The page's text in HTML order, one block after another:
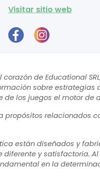
Visitar sitio web
corazón de Educational
sobre estrategias
de los juegos el motor de
propósitos relacionados
están diseñados y
diferente y satisfactoria.
en la